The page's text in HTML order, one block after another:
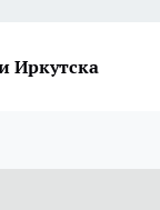
Иркутска